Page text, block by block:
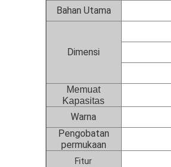
Bahan Utama
Dimensi
Memuat
Kapasitas
Warna
Pengobatan
permukaan
Fitur